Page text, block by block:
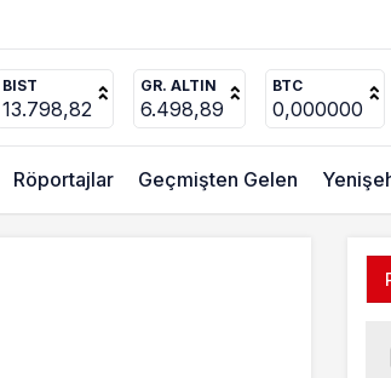
BIST
13.798,82
GR. ALTIN
6.498,89
BTC
0,000000
Röportajlar Geçmişten Gelen